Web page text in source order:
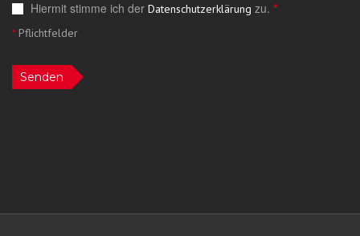
Hiermit stimme ich der Datenschutzerklärung zu. *
*Pflichtfelder
Senden